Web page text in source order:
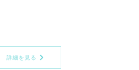
詳細を見る